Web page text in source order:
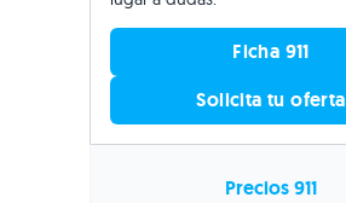
Ficha 911
Solicita tu oferta
Precios 911